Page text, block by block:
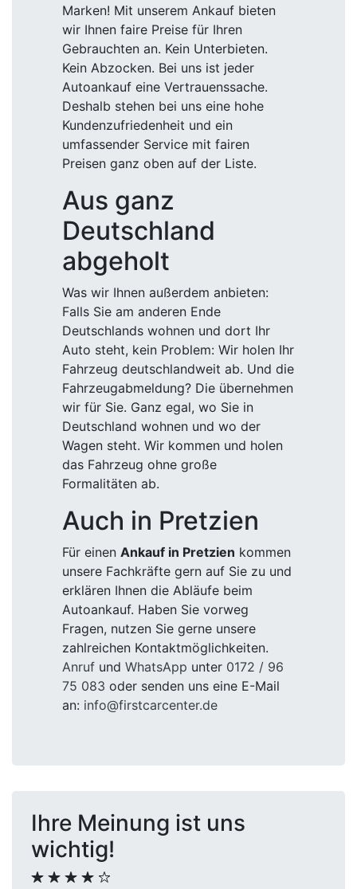
Marken! Mit unserem Ankauf bieten
wir Ihnen faire Preise für Ihren
Gebrauchten an. Kein Unterbieten.
Kein Abzocken. Bei uns ist jeder
Autoankauf eine Vertrauenssache.
Deshalb stehen bei uns eine hohe
Kundenzufriedenheit und ein
umfassender Service mit fairen
Preisen ganz oben auf der Liste.
Aus ganz
Deutschland
abgeholt
Was wir Ihnen außerdem anbieten:
Falls Sie am anderen Ende
Deutschlands wohnen und dort Ihr
Auto steht, kein Problem: Wir holen Ihr
Fahrzeug deutschlandweit ab. Und die
Fahrzeugabmeldung? Die übernehmen
wir für Sie. Ganz egal, wo Sie in
Deutschland wohnen und wo der
Wagen steht. Wir kommen und holen
das Fahrzeug ohne große
Formalitäten ab.
Auch in Pretzien
Für einen Ankauf in Pretzien kommen
unsere Fachkräfte gern auf Sie zu und
erklären Ihnen die Abläufe beim
Autoankauf. Haben Sie vorweg
Fragen, nutzen Sie gerne unsere
zahlreichen Kontaktmöglichkeiten.
Anruf und WhatsApp unter 0172 / 96
75 083 oder senden uns eine E-Mail
an: info@firstcarcenter.de
Ihre Meinung ist uns
wichtig!